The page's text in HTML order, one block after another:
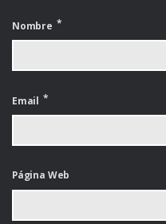
Nombre
Email
Página Web